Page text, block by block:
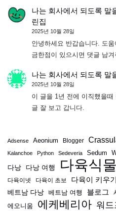
나는 회사에서 되도록 말
린집
2025년 10월 28일
안녕하세요 반갑습니다. 도
금한점이 있으시면 댓글 남
나는 회사에서 되도록 말
2025년 10월 28일
이 글을 1년 전에 이직했을
글 잘 보고 갑니다.
Adsense Aeonium Blogger
Kalanchoe Python Sedeveria Sedum
다낭 다낭 여행 다육식물
다육이넷 다육이 초보 다육이 키우기
베트남 다낭 베트남 여행 블로그
에오니움 에케베리아 워